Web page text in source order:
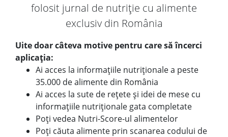
folosit jurnal de nutriție cu alimente
exclusiv din România
Uite doar câteva motive pentru care să încerci
aplicația:
Ai acces la informațiile nutriționale a peste
35.000 de alimente din România
Ai acces la sute de rețete și idei de mese cu
informațiile nutriționale gata completate
Poți vedea Nutri-Score-ul alimentelor
Poți căuta alimente prin scanarea codului de